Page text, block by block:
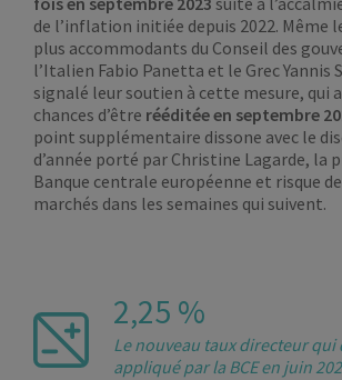
de l’inflation initiée depuis 2022. Même
plus accommodants du Conseil des
l’Italien Fabio Panetta et le Grec Yannis
signalé leur soutien à cette mesure, qui
chances d’être rééditée en septembre
point supplémentaire dissone avec le
d’année porté par Christine Lagarde, la
Banque centrale européenne et risque
marchés dans les semaines qui suivent.
2,25 %
Le nouveau taux directeur qui
appliqué par la BCE en juin